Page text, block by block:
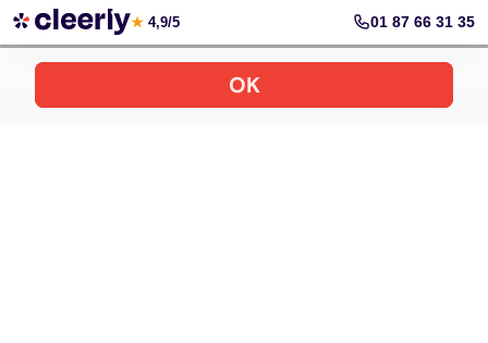
Votre simulation gratuite et personnalisée
★ 4,9/5 01 87 66 31 35